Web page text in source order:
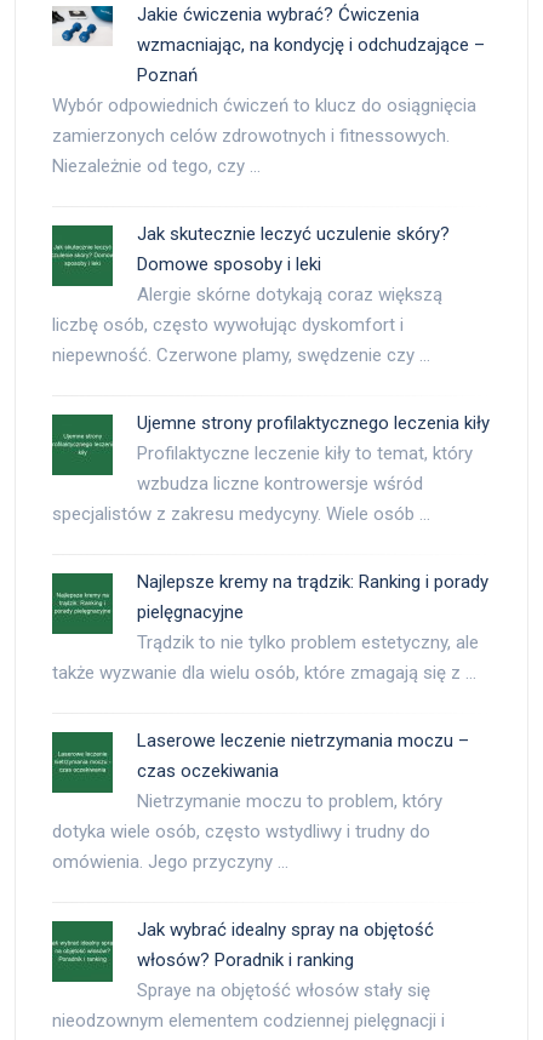
Jakie ćwiczenia wybrać? Ćwiczenia
wzmacniając, na kondycję i odchudzające –
Poznań
Wybór odpowiednich ćwiczeń to klucz do osiągnięcia
zamierzonych celów zdrowotnych i fitnessowych.
Niezależnie od tego, czy …
Jak skutecznie leczyć uczulenie skóry?
Domowe sposoby i leki
Alergie skórne dotykają coraz większą
liczbę osób, często wywołując dyskomfort i
niepewność. Czerwone plamy, swędzenie czy …
Ujemne strony profilaktycznego leczenia kiły
Profilaktyczne leczenie kiły to temat, który
wzbudza liczne kontrowersje wśród
specjalistów z zakresu medycyny. Wiele osób …
Najlepsze kremy na trądzik: Ranking i porady
pielęgnacyjne
Trądzik to nie tylko problem estetyczny, ale
także wyzwanie dla wielu osób, które zmagają się z …
Laserowe leczenie nietrzymania moczu –
czas oczekiwania
Nietrzymanie moczu to problem, który
dotyka wiele osób, często wstydliwy i trudny do
omówienia. Jego przyczyny …
Jak wybrać idealny spray na objętość
włosów? Poradnik i ranking
Spraye na objętość włosów stały się
nieodzownym elementem codziennej pielęgnacji i